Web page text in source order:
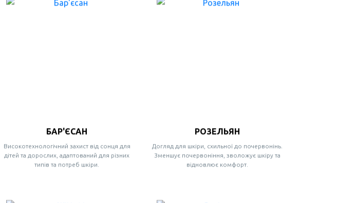
БАР'ЄСАН
Високотехнологічний захист від сонця для
дітей та дорослих, адаптований для різних
типів та потреб шкіри.
РОЗЕЛЬЯН
Догляд для шкіри, схильної до почервонінь.
Зменшує почервоніння, зволожує шкіру та
відновлює комфорт.